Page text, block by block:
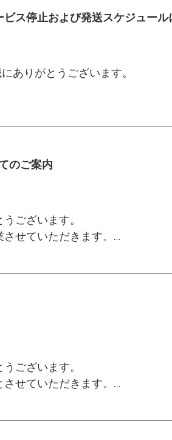
以上に確実な発送業務を行う
いただき、これまでより余裕
まいります。
すが、何卒ご理解とご協力のほ
1～2丁目エリア（一部を除く）
月2日（土）～6日（水）
予定）
がございます。
利用いただけません。
つきましては、
す。
します。
更により、
ます。
ビス停止および発送スケジュー
ありがとうございます。
予定）
がございます。
利用いただけません。
つきましては、
す。
します。
更により、
のご案内
ございます。
せていただきます。
つきましては、営業再開後、順
申込みくださいますようお願い
につきましては、担当の収集
ございます。
せていただきます。